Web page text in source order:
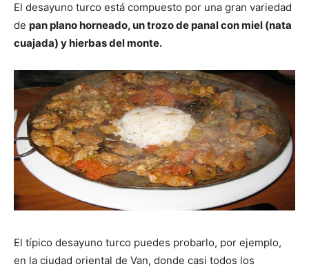
El desayuno turco está compuesto por una gran variedad
de pan plano horneado, un trozo de panal con miel (nata
cuajada) y hierbas del monte.
El típico desayuno turco puedes probarlo, por ejemplo,
en la ciudad oriental de Van, donde casi todos los